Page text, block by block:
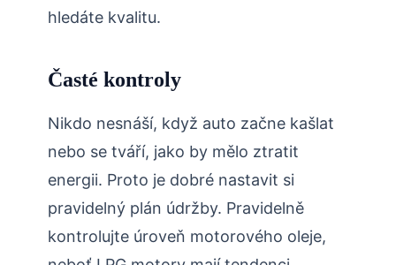
hledáte kvalitu.
Časté kontroly
Nikdo nesnáší, když auto začne kašlat
nebo se tváří, jako by mělo ztratit
energii. Proto je dobré nastavit si
pravidelný plán údržby. Pravidelně
kontrolujte úroveň motorového oleje,